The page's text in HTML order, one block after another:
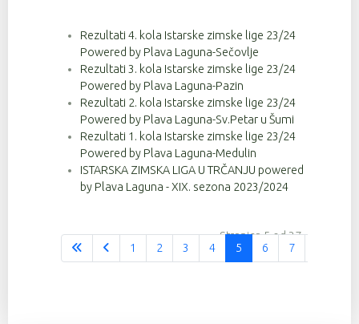
Rezultati 4. kola Istarske zimske lige 23/24
Powered by Plava Laguna-Sečovlje
Rezultati 3. kola Istarske zimske lige 23/24
Powered by Plava Laguna-Pazin
Rezultati 2. kola Istarske zimske lige 23/24
Powered by Plava Laguna-Sv.Petar u Šumi
Rezultati 1. kola Istarske zimske lige 23/24
Powered by Plava Laguna-Medulin
ISTARSKA ZIMSKA LIGA U TRČANJU powered
by Plava Laguna - XIX. sezona 2023/2024
Stranica 5 od 37
1
2 3 4 5 6 7